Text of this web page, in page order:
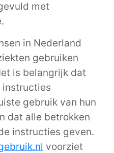
met
in Nederland
gebruiken
is belangrijk dat
gebruik van hun
dat alle betrokken
instructies geven.
voorziet